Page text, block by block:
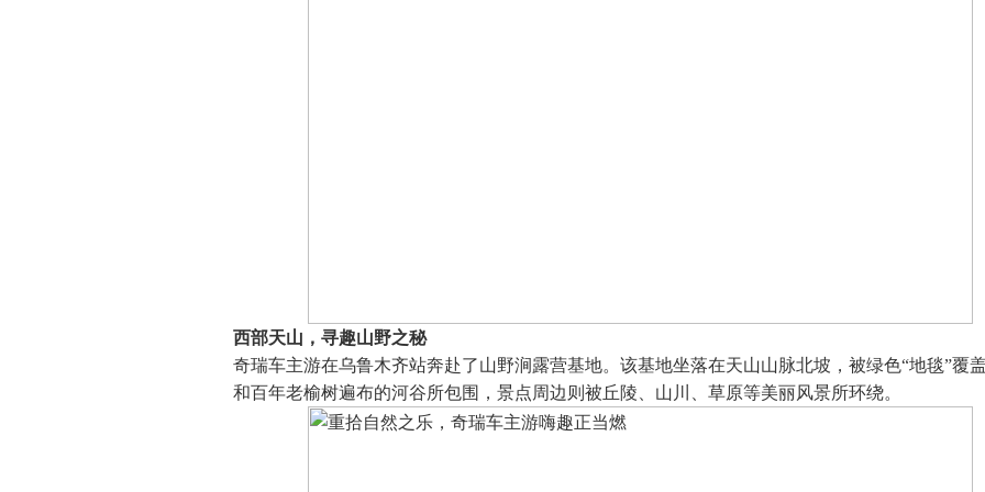
西部天山，寻趣山野之秘
奇瑞车主游在乌鲁木齐站奔赴了山野涧露营基地。该基地坐落在天山山脉北坡，被绿色“地毯”覆
和百年老榆树遍布的河谷所包围，景点周边则被丘陵、山川、草原等美丽风景所环绕。